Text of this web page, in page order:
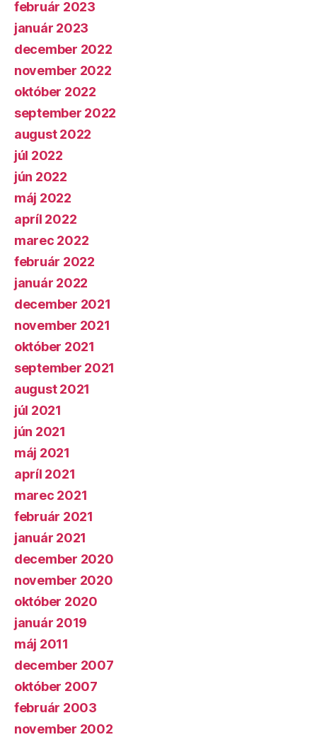
február 2023
január 2023
december 2022
november 2022
október 2022
september 2022
august 2022
júl 2022
jún 2022
máj 2022
apríl 2022
marec 2022
február 2022
január 2022
december 2021
november 2021
október 2021
september 2021
august 2021
júl 2021
jún 2021
máj 2021
apríl 2021
marec 2021
február 2021
január 2021
december 2020
november 2020
október 2020
január 2019
máj 2011
december 2007
október 2007
február 2003
november 2002